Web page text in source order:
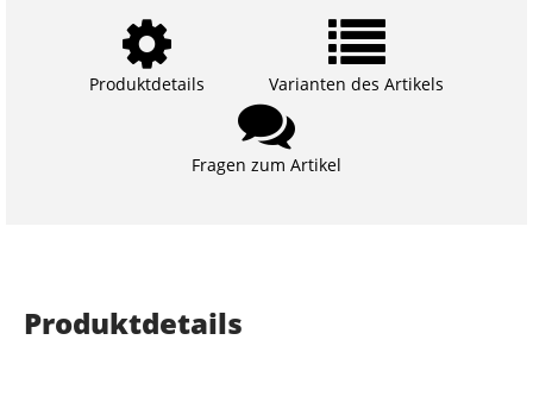
Produktdetails Varianten des Artikels
Fragen zum Artikel
Produktdetails